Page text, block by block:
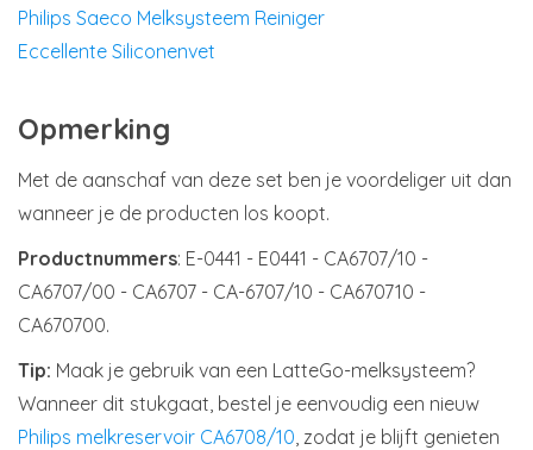
Philips Saeco Melksysteem Reiniger
Eccellente Siliconenvet
Opmerking
Met de aanschaf van deze set ben je voordeliger uit dan
wanneer je de producten los koopt.
Productnummers: E-0441 - E0441 - CA6707/10 -
CA6707/00 - CA6707 - CA-6707/10 - CA670710 -
CA670700.
Tip: Maak je gebruik van een LatteGo-melksysteem?
Wanneer dit stukgaat, bestel je eenvoudig een nieuw
Philips melkreservoir CA6708/10, zodat je blijft genieten